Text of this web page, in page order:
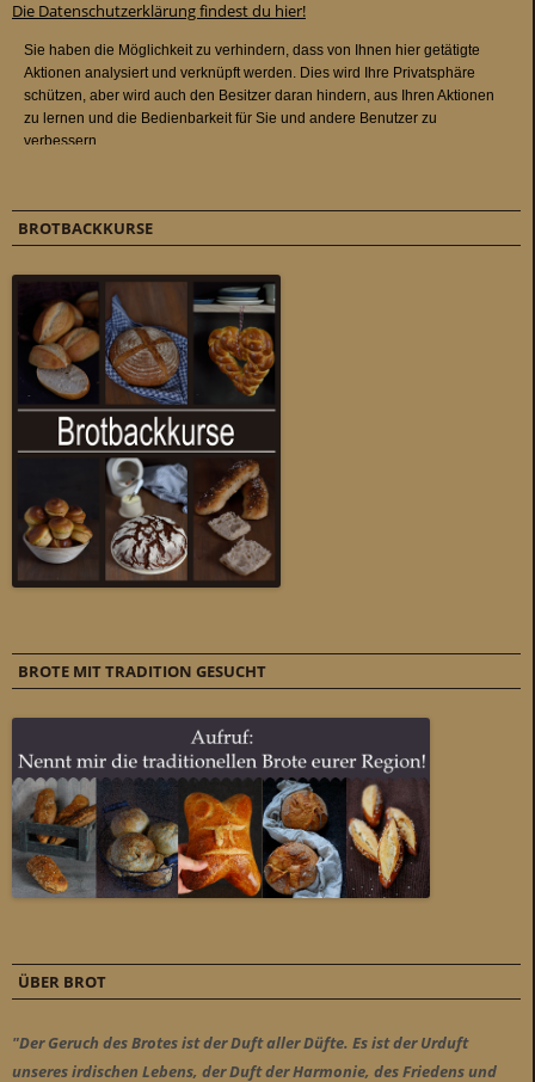
Die Datenschutzerklärung findest du hier!
BROTBACKKURSE
BROTE MIT TRADITION GESUCHT
ÜBER BROT
"Der Geruch des Brotes ist der Duft aller Düfte. Es ist der Urduft
unseres irdischen Lebens, der Duft der Harmonie, des Friedens und